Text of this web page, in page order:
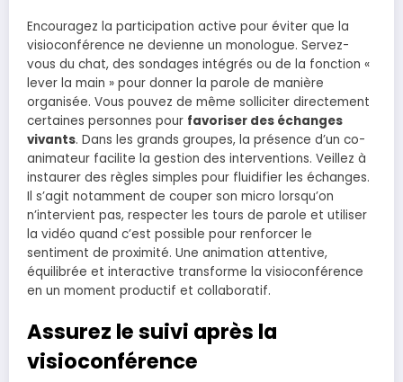
Encouragez la participation active pour éviter que la
visioconférence ne devienne un monologue. Servez-
vous du chat, des sondages intégrés ou de la fonction «
lever la main » pour donner la parole de manière
organisée. Vous pouvez de même solliciter directement
certaines personnes pour favoriser des échanges
vivants. Dans les grands groupes, la présence d’un co-
animateur facilite la gestion des interventions. Veillez à
instaurer des règles simples pour fluidifier les échanges.
Il s’agit notamment de couper son micro lorsqu’on
n’intervient pas, respecter les tours de parole et utiliser
la vidéo quand c’est possible pour renforcer le
sentiment de proximité. Une animation attentive,
équilibrée et interactive transforme la visioconférence
en un moment productif et collaboratif.
Assurez le suivi après la
visioconférence